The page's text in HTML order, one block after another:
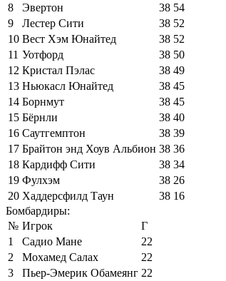
8
Эвертон 38 54
9
Лестер Сити 38 52
10 Вест Хэм Юнайтед 38 52
11 Уотфорд 38 50
12 Кристал Пэлас 38 49
13 Ньюкасл Юнайтед 38 45
14 Борнмут 38 45
15 Бёрнли 38 40
16 Саутгемптон 38 39
17 Брайтон энд Хоув Альбион 38 36
18 Кардифф Сити 38 34
19 Фулхэм 38 26
20 Хаддерсфилд Таун 38 16
Бомбардиры:
№ Игрок
Г
1
Садио Мане
22
2
Мохамед Салах
22
3
Пьер-Эмерик Обамеянг 22